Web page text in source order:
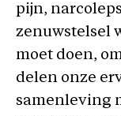
pijn,
zenuwstelsel
moet doen,
delen onze
samenleving